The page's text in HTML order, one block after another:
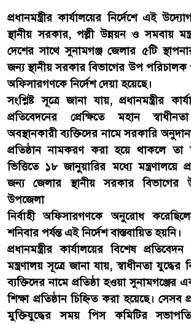
প্রধানমন্ত্রীর কার্যালয়ের নির্দেশে এই
স্থানীয় সরকার, পল্লী উন্নয়ন ও সমবায়
দেশের সাথে সুনামগঞ্জ জেলার ৫টি
জন্য স্থানীয় সরকার বিভাগের উপ পরিচালক
অফিসারগণকে নির্দেশ দেয়া হয়েছে।
সংশ্লিষ্ট সূত্রে জানা যায়, প্রধানমন্ত্রীর
প্রতিবেদনের প্রেক্ষিতে মহান
অবস্থানকারী ব্যক্তিদের নামে সরকারি
প্রতিষ্ঠান নামকরণ করা হয়ে থাকলে
ভিত্তিতে ১৮ জানুয়ারির মধ্যে মন্ত্রণালয়ে
জন্য জেলার স্থানীয় সরকার
উপজেলা
নির্বাহী অফিসারগণকে অনুরোধ
শনিবার পর্যন্ত এই নির্দেশ বাস্তবায়িত হয়নি।
প্রধানমন্ত্রীর কার্যালয়ের বিশেষ
মন্ত্রণালয় সূত্রে জানা যায়, স্বাধীনতা যুদ্ধের
ব্যক্তিদের নামে প্রতিষ্ঠা হওয়া
শিক্ষা প্রতিষ্ঠান চিহ্নিত করা হয়েছে।
মুক্তিযুদ্ধের সময় পিস কমিটির